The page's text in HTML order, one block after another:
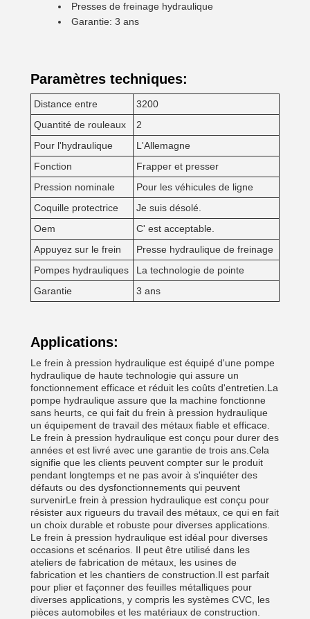
Presses de freinage hydraulique
Garantie: 3 ans
Paramètres techniques:
Distance entre
3200
Quantité de rouleaux
2
Pour l'hydraulique
L'Allemagne
Fonction
Frapper et presser
Pression nominale
Pour les véhicules de ligne
Coquille protectrice
Je suis désolé.
Oem
C' est acceptable.
Appuyez sur le frein
Presse hydraulique de freinage
Pompes hydrauliques
La technologie de pointe
Garantie
3 ans
Applications:
Le frein à pression hydraulique est équipé d'une pompe
hydraulique de haute technologie qui assure un
fonctionnement efficace et réduit les coûts d'entretien.La
pompe hydraulique assure que la machine fonctionne
sans heurts, ce qui fait du frein à pression hydraulique
un équipement de travail des métaux fiable et efficace.
Le frein à pression hydraulique est conçu pour durer des
années et est livré avec une garantie de trois ans.Cela
signifie que les clients peuvent compter sur le produit
pendant longtemps et ne pas avoir à s'inquiéter des
défauts ou des dysfonctionnements qui peuvent
survenirLe frein à pression hydraulique est conçu pour
résister aux rigueurs du travail des métaux, ce qui en fait
un choix durable et robuste pour diverses applications.
Le frein à pression hydraulique est idéal pour diverses
occasions et scénarios. Il peut être utilisé dans les
ateliers de fabrication de métaux, les usines de
fabrication et les chantiers de construction.Il est parfait
pour plier et façonner des feuilles métalliques pour
diverses applications, y compris les systèmes CVC, les
pièces automobiles et les matériaux de construction.